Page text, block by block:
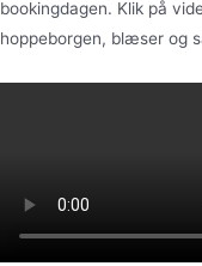
bookingdagen. Klik på
hoppeborgen, blæser og